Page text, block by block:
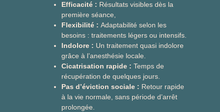
Efficacité : Résultats visibles dès la
première séance,
Flexibilité : Adaptabilité selon les
besoins : traitements légers ou intensifs.
Indolore : Un traitement quasi indolore
grâce à l’anesthésie locale.
Cicatrisation rapide : Temps de
récupération de quelques jours.
Pas d’éviction sociale : Retour rapide
à la vie normale, sans période d’arrêt
prolongée.